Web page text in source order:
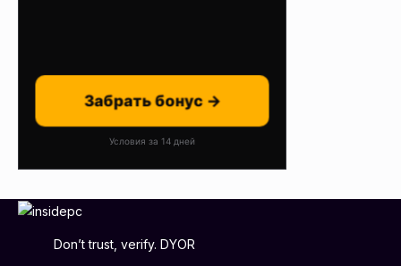
Забрать бонус →
Условия за 14 дней
Don’t trust, verify. DYOR